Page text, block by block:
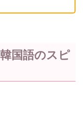
国語のスピ